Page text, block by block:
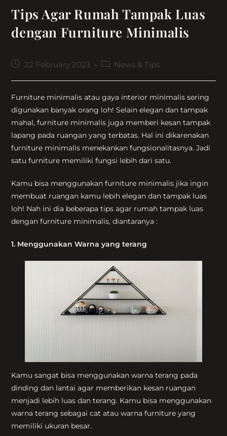
Tips Agar Rumah Tampak Luas
dengan Furniture Minimalis
Post22 February 2023
PostNews & Tips
Furniture minimalis atau gaya interior minimalis sering
digunakan banyak orang loh! Selain elegan dan tampak
mahal, furniture minimalis juga memberi kesan tampak
lapang pada ruangan yang terbatas. Hal ini dikarenakan
furniture minimalis menekankan fungsionalitasnya. Jadi
satu furniture memiliki fungsi lebih dari satu.
Kamu bisa menggunakan furniture minimalis jika ingin
membuat ruangan kamu lebih elegan dan tampak luas
loh! Nah ini dia beberapa tips agar rumah tampak luas
dengan furniture minimalis, diantaranya :
1. Menggunakan Warna yang terang
Kamu sangat bisa menggunakan warna terang pada
dinding dan lantai agar memberikan kesan ruangan
menjadi lebih luas dan terang. Kamu bisa menggunakan
warna terang sebagai cat atau warna furniture yang
memiliki ukuran besar.